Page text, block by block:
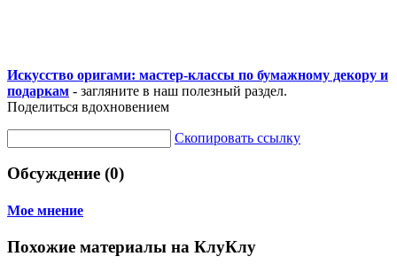
Искусство оригами: мастер-классы по бумажному декору и
подаркам - загляните в наш полезный раздел.
Поделиться вдохновением
Скопировать ссылку
Обсуждение (0)
Мое мнение
Похожие материалы на КлуКлу